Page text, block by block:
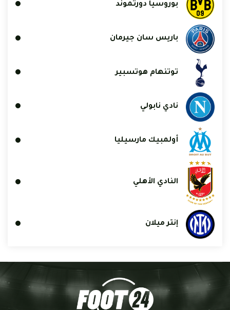
بوروسيا دورتموند
باريس سان جيرمان
توتنهام هوتسبير
نادي نابولي
أولمبيك مارسيليا
النادي الأهلي
إنتر ميلان